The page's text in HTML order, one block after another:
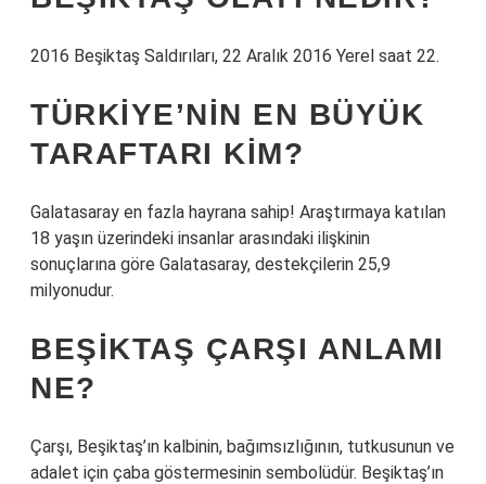
2016 Beşiktaş Saldırıları, 22 Aralık 2016 Yerel saat 22.
TÜRKIYE’NIN EN BÜYÜK
TARAFTARI KIM?
Galatasaray en fazla hayrana sahip! Araştırmaya katılan
18 yaşın üzerindeki insanlar arasındaki ilişkinin
sonuçlarına göre Galatasaray, destekçilerin 25,9
milyonudur.
BEŞIKTAŞ ÇARŞI ANLAMI
NE?
Çarşı, Beşiktaş’ın kalbinin, bağımsızlığının, tutkusunun ve
adalet için çaba göstermesinin sembolüdür. Beşiktaş’ın